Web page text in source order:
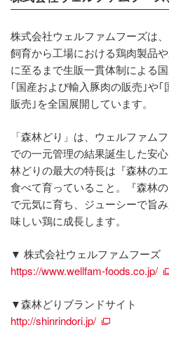
株式会社ウェルファムフーズは
飼育から工場における鶏肉製品
に至るまで生販一貫体制による
｢国産および輸入豚肉の販売｣や
販売｣を全国展開しています。
「森林どり」は、ウェルファム
での一元管理の結果誕生した安
林どりの最大の特長は『森林の
食べて育っていること。『森林
で元気に育ち、ジューシーで旨
味しい鶏に成長します。
▼ 株式会社ウェルファムフーズ
https://www.wellfam-foods.co.jp/
▼森林どりブランドサイト
http://shinrindori.jp/